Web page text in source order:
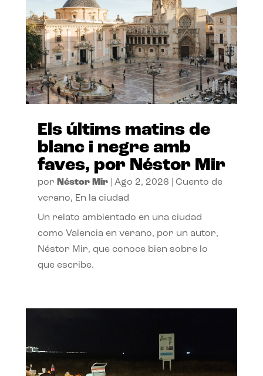
Els últims matins de
blanc i negre amb
faves, por Néstor Mir
por Néstor Mir| Ago 2, 2026
Cuento de
verano, En la ciudad
Un relato ambientado en una ciudad
como Valencia en verano, por un autor,
Néstor Mir, que conoce bien sobre lo
que escribe.